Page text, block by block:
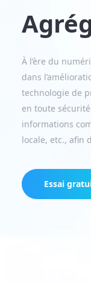
À l’ère du
dans
technologie de
en toute
informations
locale, etc., afin
Essai